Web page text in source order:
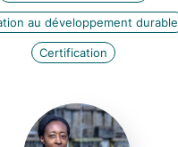
au développement durable
Certification
Nathalie
Tadja